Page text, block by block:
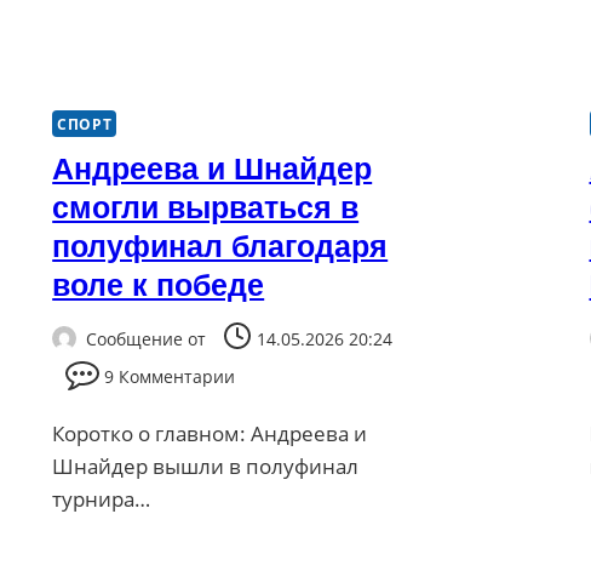
СПОРТ
Андреева и Шнайдер
смогли вырваться в
полуфинал благодаря
воле к победе
Сообщение от
14.05.2026 20:24
9 Комментарии
Коротко о главном: Андреева и
Шнайдер вышли в полуфинал
турнира…